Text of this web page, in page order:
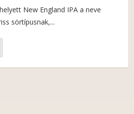
New England IPA a neve
sörtípusnak,...